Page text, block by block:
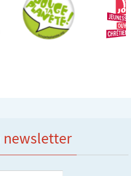
newsletter